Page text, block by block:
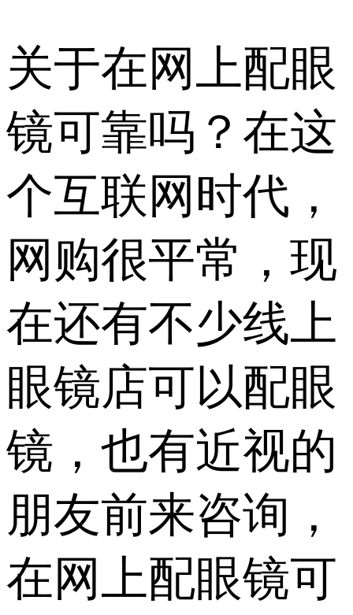
关于在网上配眼
镜可靠吗？在这
个互联网时代，
网购很平常，现
在还有不少线上
眼镜店可以配眼
镜，也有近视的
朋友前来咨询，
在网上配眼镜可